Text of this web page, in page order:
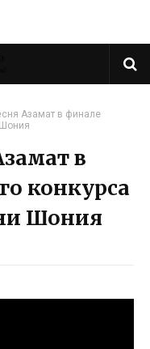
Азамат в финале
в
конкурса
Шония